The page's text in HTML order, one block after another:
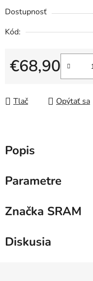
Dostupnosť
Kód:
€68,90
Jednotková cena:
Tlač Opýtať sa
Popis
Parametre
Značka SRAM
Diskusia